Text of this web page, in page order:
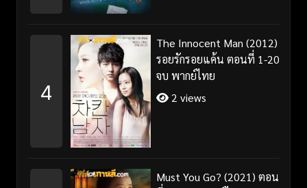
4
The Innocent Man (2012)
รอยรักรอยแค้น ตอนที่ 1-20
จบ พากย์ไทย
2 views
Must You Go? (2021) ตอน